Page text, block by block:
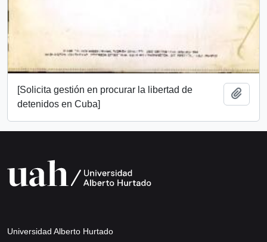
[Solicita gestión en procurar la libertad de
detenidos en Cuba]
Universidad Alberto Hurtado